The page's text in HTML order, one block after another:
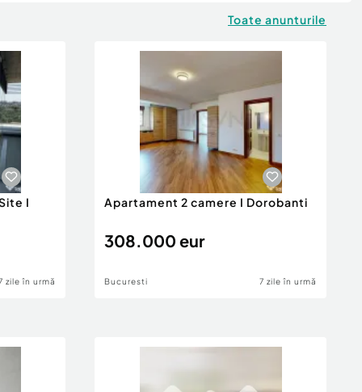
Toate anunturile
I
zile în urmă
Apartament 2 camere I Dorobanti
308.000 eur
Bucuresti 7 zile în urmă